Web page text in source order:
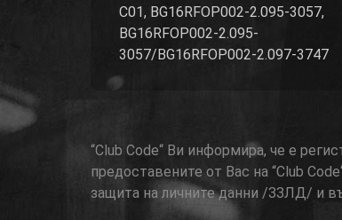
C01, BG16RFOP002-2.095-3057,
BG16RFOP002-2.095-
3057/BG16RFOP002-2.097-3747
“Club Code“ Ви информира, че е
предоставените от Вас на “Club
защита на личните данни /ЗЗЛД/ и